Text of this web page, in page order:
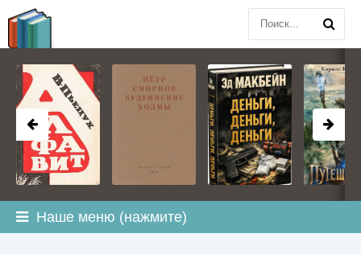
Наше меню (нажмите)
BOOKPLANETA.COM